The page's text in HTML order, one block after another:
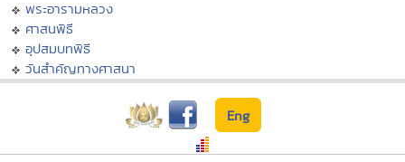
พระอารามหลวง
ศาสนพิธี
อุปสมบทพิธี
วันสำคัญทางศาสนา
Eng